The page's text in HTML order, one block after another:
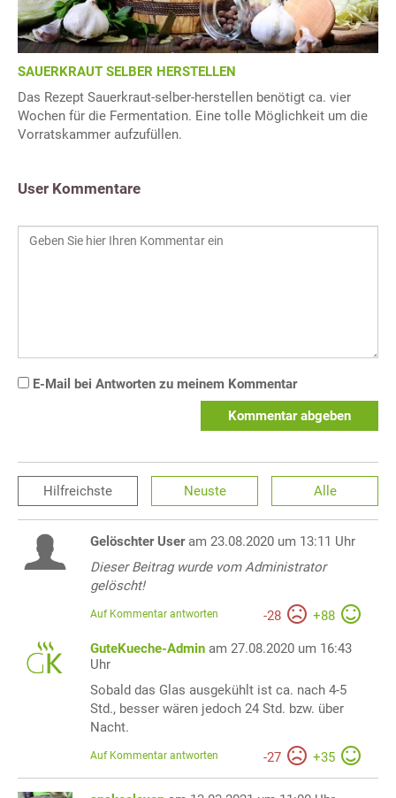
SAUERKRAUT SELBER HERSTELLEN
Das Rezept Sauerkraut-selber-herstellen benötigt ca. vier
Wochen für die Fermentation. Eine tolle Möglichkeit um die
Vorratskammer aufzufüllen.
User Kommentare
E-Mail bei Antworten zu meinem Kommentar
Kommentar abgeben
Hilfreichste Neuste Alle
Gelöschter User am 23.08.2020 um 13:11 Uhr
Dieser Beitrag wurde vom Administrator
gelöscht!
-28 +88
Auf Kommentar antworten
GuteKueche-Admin am 27.08.2020 um 16:43
Uhr
Sobald das Glas ausgekühlt ist ca. nach 4-5
Std., besser wären jedoch 24 Std. bzw. über
Nacht.
-27 +35
Auf Kommentar antworten